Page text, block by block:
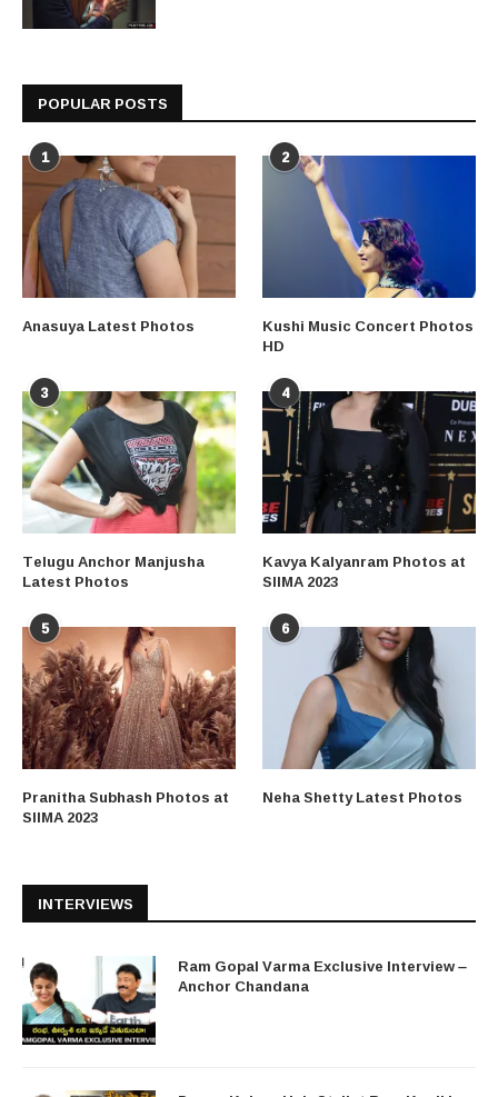
POPULAR POSTS
1
Anasuya Latest Photos
2
Kushi Music Concert Photos
HD
3
Telugu Anchor Manjusha
Latest Photos
4
Kavya Kalyanram Photos at
SIIMA 2023
5
Pranitha Subhash Photos at
SIIMA 2023
6
Neha Shetty Latest Photos
INTERVIEWS
Ram Gopal Varma Exclusive Interview –
Anchor Chandana